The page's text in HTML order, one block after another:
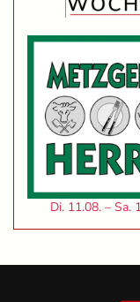
Di. 11.08. – Sa.